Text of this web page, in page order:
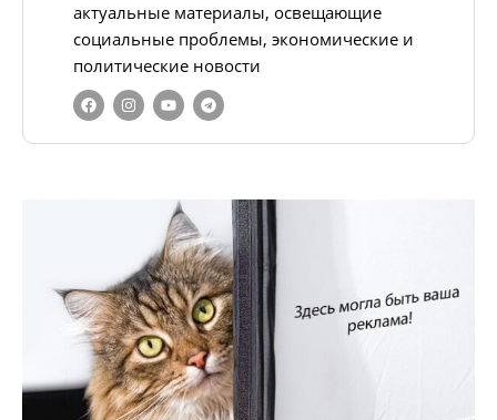
актуальные материалы, освещающие
социальные проблемы, экономические и
политические новости